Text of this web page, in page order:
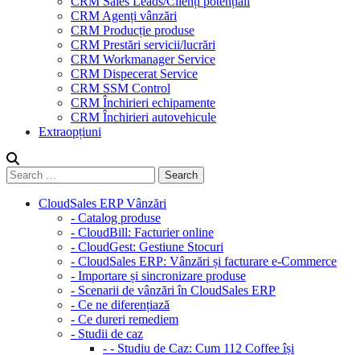
CRM Agenți vânzări
CRM Producție produse
CRM Prestări servicii/lucrări
CRM Workmanager Service
CRM Dispecerat Service
CRM SSM Control
CRM Închirieri echipamente
CRM Închirieri autovehicule
Extraopțiuni
CloudSales ERP Vânzări
- Catalog produse
- CloudBill: Facturier online
- CloudGest: Gestiune Stocuri
- CloudSales ERP: Vânzări și facturare e-Commerce
- Importare și sincronizare produse
- Scenarii de vânzări în CloudSales ERP
- Ce ne diferențiază
- Ce dureri remediem
- Studii de caz
- - Studiu de Caz: Cum 112 Coffee își